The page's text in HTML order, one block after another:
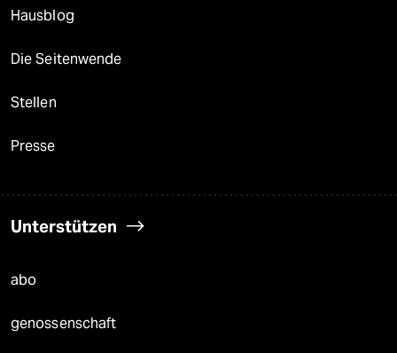
Hausblog
Die Seitenwende
Stellen
Presse
Unterstützen
abo
genossenschaft